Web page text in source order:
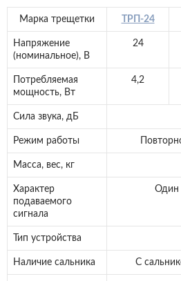
Марка трещетки ТРП-24
Напряжение
(номинальное), В
24
Потребляемая
мощность, Вт
4,2
Сила звука, дБ
Режим работы
Масса, вес, кг
Характер
подаваемого
сигнала
Один
Тип устройства
Наличие сальника С